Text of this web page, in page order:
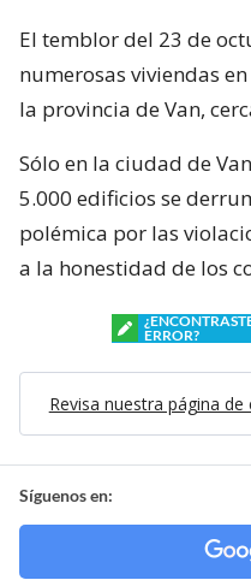
El temblor del 23 de
numerosas viviendas
la provincia de Van,
Sólo en la ciudad de
5.000 edificios se
polémica por las
a la honestidad de los
ERROR?
Revisa nuestra página de
Síguenos en: